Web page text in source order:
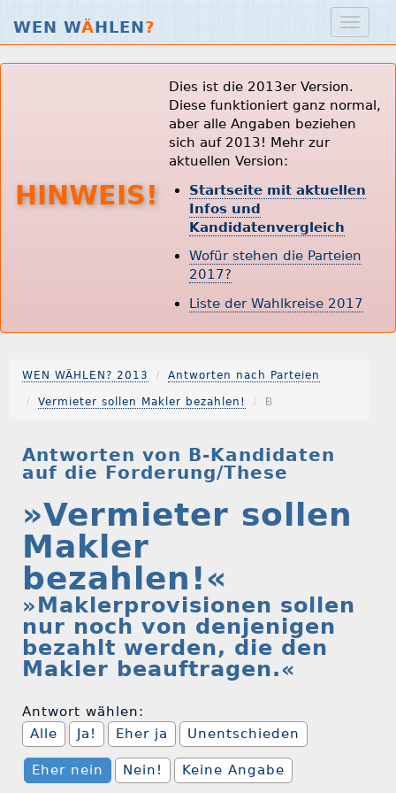
WEN WÄHLEN?
HINWEIS!
Dies ist die 2013er Version.
Diese funktioniert ganz normal,
aber alle Angaben beziehen
sich auf 2013! Mehr zur
aktuellen Version:
Startseite mit aktuellen
Infos und
Kandidatenvergleich
Wofür stehen die Parteien
2017?
Liste der Wahlkreise 2017
WEN WÄHLEN? 2013 Antworten nach Parteien
Vermieter sollen Makler bezahlen! B
Antworten von B-Kandidaten
auf die Forderung/These
»Vermieter sollen
Makler
bezahlen!«
»Maklerprovisionen sollen
nur noch von denjenigen
bezahlt werden, die den
Makler beauftragen.«
Antwort wählen:
Alle
Ja! Eher ja Unentschieden
Eher nein Nein! Keine Angabe